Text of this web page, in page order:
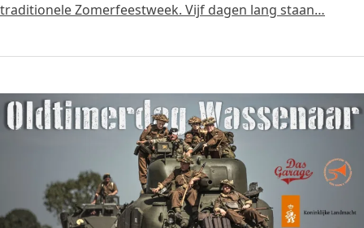
traditionele Zomerfeestweek. Vijf dagen lang staan…